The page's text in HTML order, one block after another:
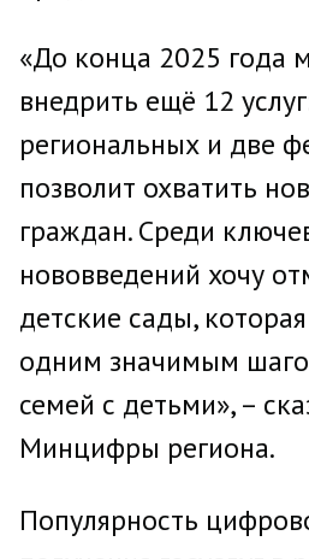
«До конца 2025 года
внедрить ещё 12
региональных и две
позволит охватить
граждан. Среди
нововведений хочу
детские сады,
одним значимым
семей с детьми», –
Минцифры региона.
Популярность